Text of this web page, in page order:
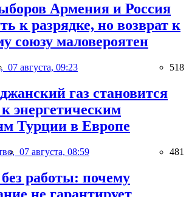
Армения и Россия
к разрядке, но возврат к
союзу маловероятен
07 августа, 09:23 518
газ становится
энергетическим
Турции в Европе
07 августа, 08:59 481
работы: почему
не гарантирует